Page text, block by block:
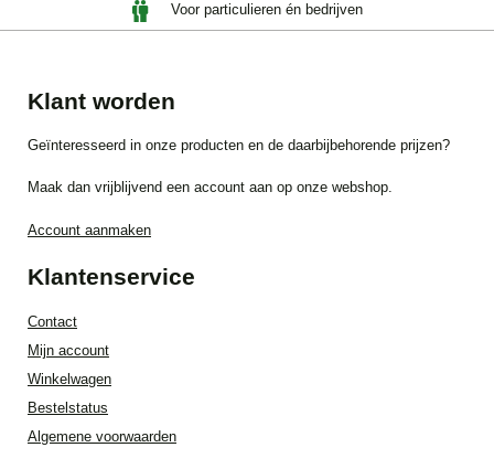
Voor particulieren én bedrijven
Klant worden
Geïnteresseerd in onze producten en de daarbijbehorende prijzen?
Maak dan vrijblijvend een account aan op onze webshop.
Account aanmaken
Klantenservice
Contact
Mijn account
Winkelwagen
Bestelstatus
Algemene voorwaarden